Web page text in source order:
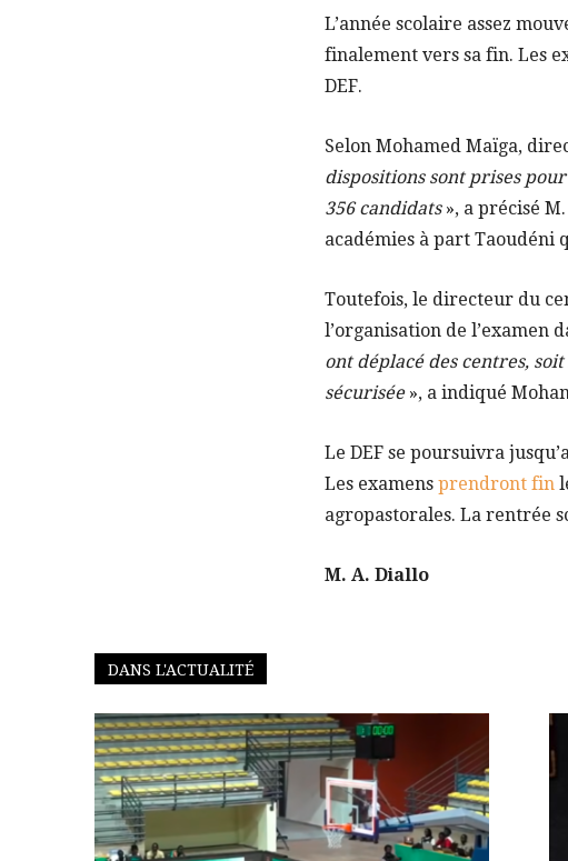
L’année scolaire assez
finalement vers sa fin. Les
DEF.
Selon Mohamed Maïga,
dispositions sont prises
356 candidats», a précisé
académies à part Taoudéni
Toutefois, le directeur du
l’organisation de l’examen
ont déplacé des centres,
sécurisée», a indiqué
Le DEF se poursuivra
Les examens prendront fin
agropastorales. La rentrée
M. A. Diallo
DANS L'ACTUALITÉ